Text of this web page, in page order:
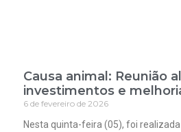
Causa animal: Reunião
investimentos e
6 de fevereiro de 2026
Nesta quinta-feira (05), foi